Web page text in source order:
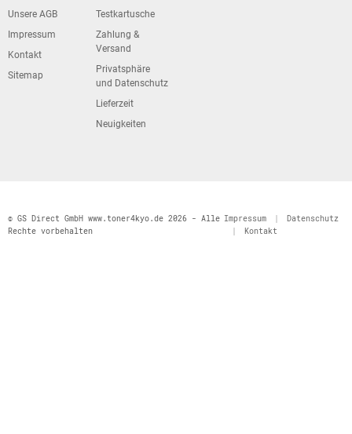
Unsere AGB
Impressum
Kontakt
Sitemap
Testkartusche
Zahlung &
Versand
Privatsphäre
und Datenschutz
Lieferzeit
Neuigkeiten
© GS Direct GmbH www.toner4kyo.de 2026 - Alle
Rechte vorbehalten
Impressum
Datenschutz
Kontakt